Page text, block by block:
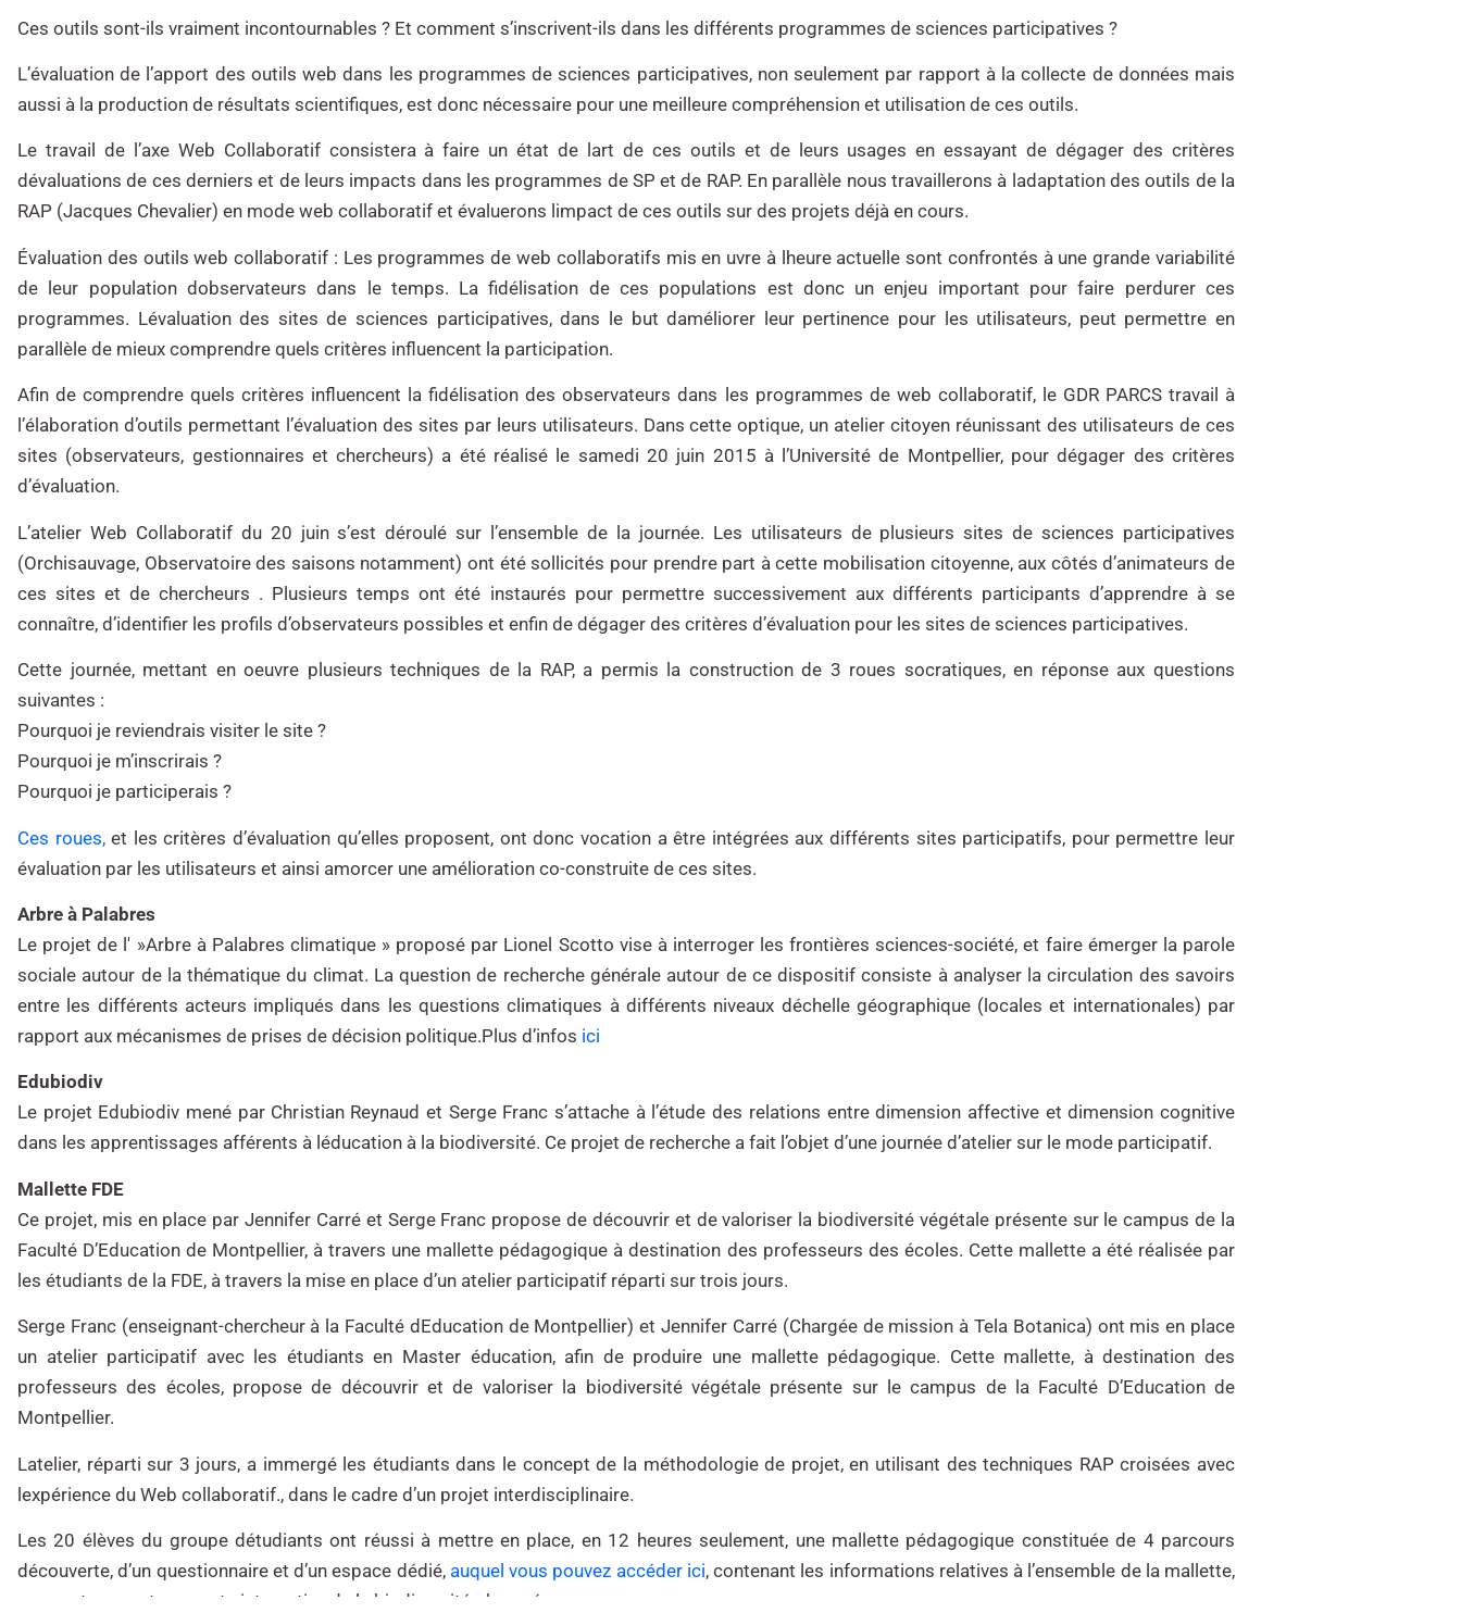
Ces outils sont-ils vraiment incontournables ? Et comment s’inscrivent-ils dans les différents programmes de sciences participatives ?
L’évaluation de l’apport des outils web dans les programmes de sciences participatives, non seulement par rapport à la collecte de données mais
aussi à la production de résultats scientifiques, est donc nécessaire pour une meilleure compréhension et utilisation de ces outils.
Le travail de l’axe Web Collaboratif consistera à faire un état de lart de ces outils et de leurs usages en essayant de dégager des critères
dévaluations de ces derniers et de leurs impacts dans les programmes de SP et de RAP. En parallèle nous travaillerons à ladaptation des outils de la
RAP (Jacques Chevalier) en mode web collaboratif et évaluerons limpact de ces outils sur des projets déjà en cours.
Évaluation des outils web collaboratif : Les programmes de web collaboratifs mis en uvre à lheure actuelle sont confrontés à une grande variabilité
de leur population dobservateurs dans le temps. La fidélisation de ces populations est donc un enjeu important pour faire perdurer ces
programmes. Lévaluation des sites de sciences participatives, dans le but daméliorer leur pertinence pour les utilisateurs, peut permettre en
parallèle de mieux comprendre quels critères influencent la participation.
Afin de comprendre quels critères influencent la fidélisation des observateurs dans les programmes de web collaboratif, le GDR PARCS travail à
l’élaboration d’outils permettant l’évaluation des sites par leurs utilisateurs. Dans cette optique, un atelier citoyen réunissant des utilisateurs de ces
sites (observateurs, gestionnaires et chercheurs) a été réalisé le samedi 20 juin 2015 à l’Université de Montpellier, pour dégager des critères
d’évaluation.
L’atelier Web Collaboratif du 20 juin s’est déroulé sur l’ensemble de la journée. Les utilisateurs de plusieurs sites de sciences participatives
(Orchisauvage, Observatoire des saisons notamment) ont été sollicités pour prendre part à cette mobilisation citoyenne, aux côtés d’animateurs de
ces sites et de chercheurs . Plusieurs temps ont été instaurés pour permettre successivement aux différents participants d’apprendre à se
connaître, d’identifier les profils d’observateurs possibles et enfin de dégager des critères d’évaluation pour les sites de sciences participatives.
Cette journée, mettant en oeuvre plusieurs techniques de la RAP, a permis la construction de 3 roues socratiques, en réponse aux questions
suivantes :
Pourquoi je reviendrais visiter le site ?
Pourquoi je m’inscrirais ?
Pourquoi je participerais ?
Ces roues,et les critères d’évaluation qu’elles proposent, ont donc vocation a être intégrées aux différents sites participatifs, pour permettre leur
évaluation par les utilisateurs et ainsi amorcer une amélioration co-construite de ces sites.
Arbre à Palabres
Le projet de l' »Arbre à Palabres climatique » proposé par Lionel Scotto vise à interroger les frontières sciences-société, et faire émerger la parole
sociale autour de la thématique du climat. La question de recherche générale autour de ce dispositif consiste à analyser la circulation des savoirs
entre les différents acteurs impliqués dans les questions climatiques à différents niveaux déchelle géographique (locales et internationales) par
rapport aux mécanismes de prises de décision politique.Plus d’infos ici
Edubiodiv
Le projet Edubiodiv mené par Christian Reynaud et Serge Franc s’attache à l’étude des relations entre dimension affective et dimension cognitive
dans les apprentissages afférents à léducation à la biodiversité. Ce projet de recherche a fait l’objet d’une journée d’atelier sur le mode participatif.
Mallette FDE
Ce projet, mis en place par Jennifer Carré et Serge Franc propose de découvrir et de valoriser la biodiversité végétale présente sur le campus de la
Faculté D’Education de Montpellier, à travers une mallette pédagogique à destination des professeurs des écoles. Cette mallette a été réalisée par
les étudiants de la FDE, à travers la mise en place d’un atelier participatif réparti sur trois jours.
Serge Franc (enseignant-chercheur à la Faculté dEducation de Montpellier) et Jennifer Carré (Chargée de mission à Tela Botanica) ont mis en place
un atelier participatif avec les étudiants en Master éducation, afin de produire une mallette pédagogique. Cette mallette, à destination des
professeurs des écoles, propose de découvrir et de valoriser la biodiversité végétale présente sur le campus de la Faculté D’Education de
Montpellier.
Latelier, réparti sur 3 jours, a immergé les étudiants dans le concept de la méthodologie de projet, en utilisant des techniques RAP croisées avec
lexpérience du Web collaboratif., dans le cadre d’un projet interdisciplinaire.
Les 20 élèves du groupe détudiants ont réussi à mettre en place, en 12 heures seulement, une mallette pédagogique constituée de 4 parcours
découverte, d’un questionnaire et d’un espace dédié,auquel vous pouvez accéder ici, contenant les informations relatives à l’ensemble de la mallette,
avec notamment une carte interactive de la biodiversité observée.